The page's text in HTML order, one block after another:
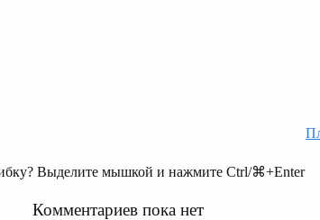
Выделите мышкой и нажмите Ctrl/⌘+Enter
Комментариев пока нет